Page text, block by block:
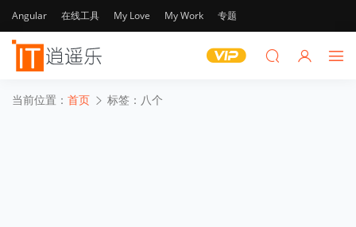
Angular 在线工具 My Love My Work 专题
当前位置： 首页 标签：八个